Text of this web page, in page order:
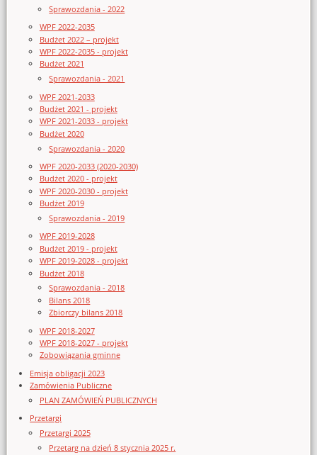
Sprawozdania - 2022
WPF 2022-2035
Budżet 2022 – projekt
WPF 2022-2035 - projekt
Budżet 2021
Sprawozdania - 2021
WPF 2021-2033
Budżet 2021 - projekt
WPF 2021-2033 - projekt
Budżet 2020
Sprawozdania - 2020
WPF 2020-2033 (2020-2030)
Budżet 2020 - projekt
WPF 2020-2030 - projekt
Budżet 2019
Sprawozdania - 2019
WPF 2019-2028
Budżet 2019 - projekt
WPF 2019-2028 - projekt
Budżet 2018
Sprawozdania - 2018
Bilans 2018
Zbiorczy bilans 2018
WPF 2018-2027
WPF 2018-2027 - projekt
Zobowiązania gminne
Emisja obligacji 2023
Zamówienia Publiczne
PLAN ZAMÓWIEŃ PUBLICZNYCH
Przetargi
Przetargi 2025
Przetarg na dzień 8 stycznia 2025 r.